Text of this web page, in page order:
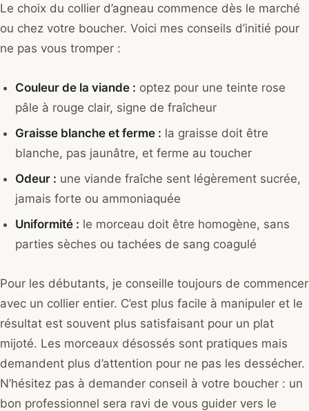
Le choix du collier d’agneau commence dès le marché
ou chez votre boucher. Voici mes conseils d’initié pour
ne pas vous tromper :
Couleur de la viande : optez pour une teinte rose
pâle à rouge clair, signe de fraîcheur
Graisse blanche et ferme : la graisse doit être
blanche, pas jaunâtre, et ferme au toucher
Odeur : une viande fraîche sent légèrement sucrée,
jamais forte ou ammoniaquée
Uniformité : le morceau doit être homogène, sans
parties sèches ou tachées de sang coagulé
Pour les débutants, je conseille toujours de commencer
avec un collier entier. C’est plus facile à manipuler et le
résultat est souvent plus satisfaisant pour un plat
mijoté. Les morceaux désossés sont pratiques mais
demandent plus d’attention pour ne pas les dessécher.
N’hésitez pas à demander conseil à votre boucher : un
bon professionnel sera ravi de vous guider vers le